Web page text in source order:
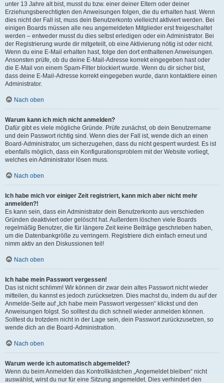
unter 13 Jahre alt bist, musst du bzw. einer deiner Eltern oder deiner
Erziehungsberechtigten den Anweisungen folgen, die du erhalten hast. Wenn
dies nicht der Fall ist, muss dein Benutzerkonto vielleicht aktiviert werden. Bei
einigen Boards müssen alle neu angemeldeten Mitglieder erst freigeschaltet
werden – entweder musst du dies selbst erledigen oder ein Administrator. Bei
der Registrierung wurde dir mitgeteilt, ob eine Aktivierung nötig ist oder nicht.
Wenn du eine E-Mail erhalten hast, folge den dort enthaltenen Anweisungen.
Ansonsten prüfe, ob du deine E-Mail-Adresse korrekt eingegeben hast oder
die E-Mail von einem Spam-Filter blockiert wurde. Wenn du dir sicher bist,
dass deine E-Mail-Adresse korrekt eingegeben wurde, dann kontaktiere einen
Administrator.
Nach oben
Warum kann ich mich nicht anmelden?
Dafür gibt es viele mögliche Gründe. Prüfe zunächst, ob dein Benutzername
und dein Passwort richtig sind. Wenn dies der Fall ist, wende dich an einen
Board-Administrator, um sicherzugehen, dass du nicht gesperrt wurdest. Es ist
ebenfalls möglich, dass ein Konfigurationsproblem mit der Website vorliegt,
welches ein Administrator lösen muss.
Nach oben
Ich habe mich vor einiger Zeit registriert, kann mich aber nicht mehr
anmelden?!
Es kann sein, dass ein Administrator dein Benutzerkonto aus verschieden
Gründen deaktiviert oder gelöscht hat. Außerdem löschen viele Boards
regelmäßig Benutzer, die für längere Zeit keine Beiträge geschrieben haben,
um die Datenbankgröße zu verringern. Registriere dich einfach erneut und
nimm aktiv an den Diskussionen teil!
Nach oben
Ich habe mein Passwort vergessen!
Das ist nicht schlimm! Wir können dir zwar dein altes Passwort nicht wieder
mitteilen, du kannst es jedoch zurücksetzen. Dies machst du, indem du auf der
Anmelde-Seite auf „Ich habe mein Passwort vergessen“ klickst und den
Anweisungen folgst. So solltest du dich schnell wieder anmelden können.
Solltest du trotzdem nicht in der Lage sein, dein Passwort zurückzusetzen, so
wende dich an die Board-Administration.
Nach oben
Warum werde ich automatisch abgemeldet?
Wenn du beim Anmelden das Kontrollkästchen „Angemeldet bleiben“ nicht
auswählst, wirst du nur für eine Sitzung angemeldet. Dies verhindert den